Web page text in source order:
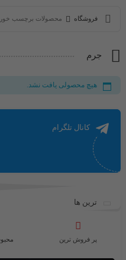
فروشگاه محصولات برچسب
جرم
هیچ محصولی یافت نشد.
کانال تلگرام
ترین ها
پر فروش ترین